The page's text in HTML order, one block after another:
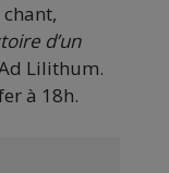
d’un
Lilithum.
à 18h.